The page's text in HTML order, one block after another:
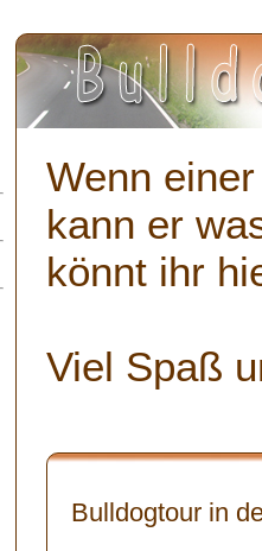
Wenn
kann er
könnt ihr
Viel Spaß
Bulldogtour in